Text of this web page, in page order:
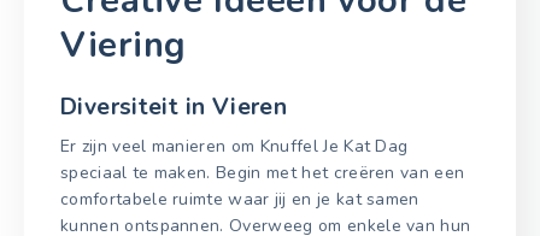
Viering
Diversiteit in Vieren
Er zijn veel manieren om Knuffel Je Kat Dag
speciaal te maken. Begin met het creëren van een
comfortabele ruimte waar jij en je kat samen
kunnen ontspannen. Overweeg om enkele van hun